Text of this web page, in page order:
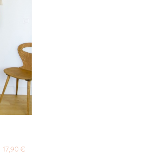
17,90 €